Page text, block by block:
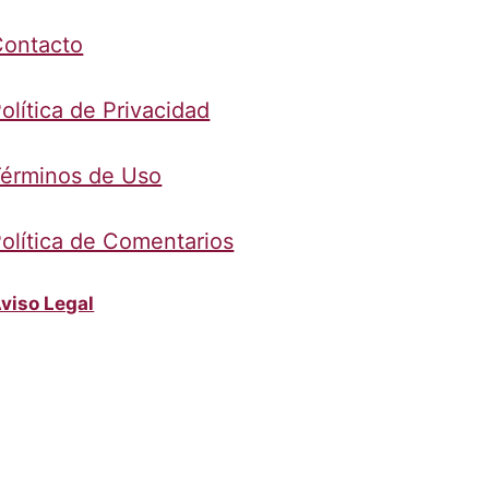
de Privacidad
de Uso
de Comentarios
Legal